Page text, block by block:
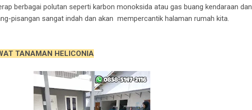
berbagai polutan seperti karbon monoksida atau gas buang kendaraan dan
pisangan sangat indah dan akan mempercantik halaman rumah kita.
TANAMAN HELICONIA